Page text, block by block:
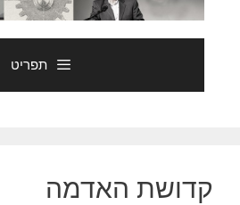
תפריט
קדושת האדמה